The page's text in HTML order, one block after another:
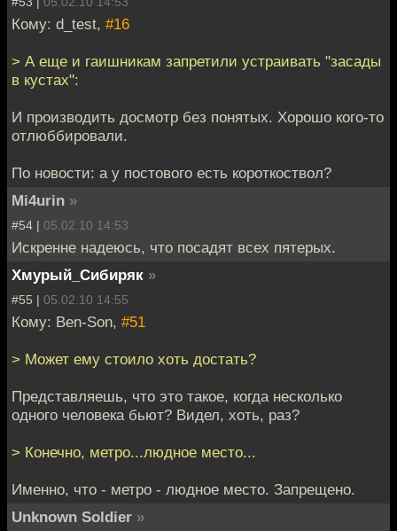
Кому: d_test, #16
> А еще и гаишникам запретили устраивать "засады
в кустах":
И производить досмотр без понятых. Хорошо кого-то
отлюббировали.
По новости: а у постового есть короткоствол?
Mi4urin »
#54 | 05.02.10 14:53
Искренне надеюсь, что посадят всех пятерых.
Хмурый_Сибиряк »
#55 | 05.02.10 14:55
Кому: Ben-Son, #51
> Может ему стоило хоть достать?
Представляешь, что это такое, когда несколько
одного человека бьют? Видел, хоть, раз?
> Конечно, метро...людное место...
Именно, что - метро - людное место. Запрещено.
Unknown Soldier »